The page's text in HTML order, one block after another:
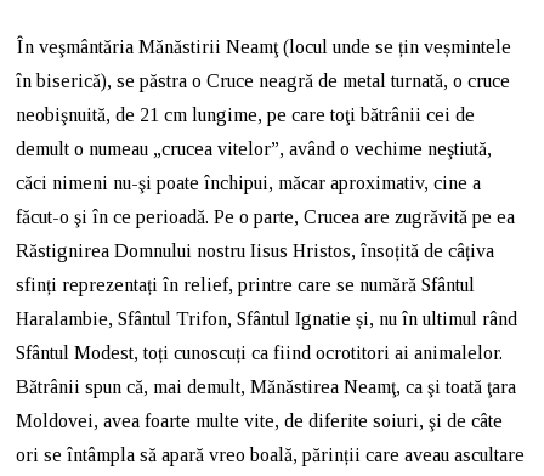
În veşmântăria Mănăstirii Neamţ (locul unde se țin veșmintele
în biserică), se păstra o Cruce neagră de metal turnată, o cruce
neobişnuită, de 21 cm lungime, pe care toţi bătrânii cei de
demult o numeau „crucea vitelor”, având o vechime neştiută,
căci nimeni nu-şi poate închipui, măcar aproximativ, cine a
făcut-o şi în ce perioadă. Pe o parte, Crucea are zugrăvită pe ea
Răstignirea Domnului nostru Iisus Hristos, însoțită de câțiva
sfinți reprezentați în relief, printre care se numără Sfântul
Haralambie, Sfântul Trifon, Sfântul Ignatie și, nu în ultimul rând
Sfântul Modest, toți cunoscuți ca fiind ocrotitori ai animalelor.
Bătrânii spun că, mai demult, Mănăstirea Neamţ, ca şi toată ţara
Moldovei, avea foarte multe vite, de diferite soiuri, şi de câte
ori se întâmpla să apară vreo boală, părinții care aveau ascultare